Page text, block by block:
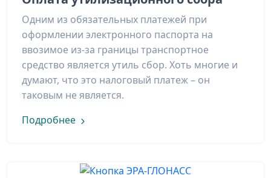
Одним из обязательных платежей при
оформлении электронного паспорта на
ввозимое из-за границы транспортное
средство является утиль сбор. Хоть многие и
думают, что это налоговый платеж – он
таковым не является.
Подробнее